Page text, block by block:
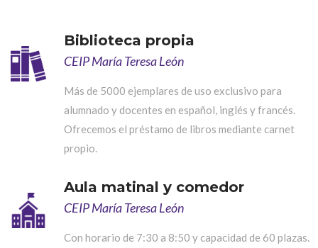
Biblioteca propia
CEIP María Teresa León
Más de 5000 ejemplares de uso exclusivo para
alumnado y docentes en español, inglés y francés.
Ofrecemos el préstamo de libros mediante carnet
propio.
Aula matinal y comedor
CEIP María Teresa León
Con horario de 7:30 a 8:50 y capacidad de 60 plazas.